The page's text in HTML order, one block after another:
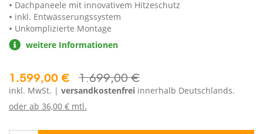
Dachpaneele mit innovativem Hitzeschutz
inkl. Entwässerungssystem
Unkomplizierte Montage
weitere Informationen
1.599,00 € 1.699,00 €
inkl. MwSt. | versandkostenfrei innerhalb Deutschlands.
oder ab 36,00 € mtl.